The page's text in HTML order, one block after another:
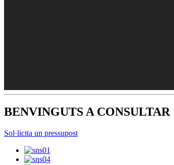
BENVINGUTS A CONSULTAR
Sol·licita un pressupost